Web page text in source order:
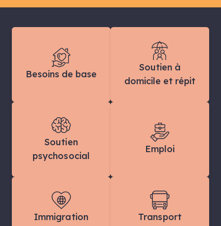
Besoins de base
Soutien à
domicile et répit
Soutien
psychosocial
Emploi
Immigration Transport